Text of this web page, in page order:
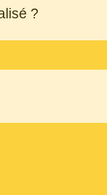
?